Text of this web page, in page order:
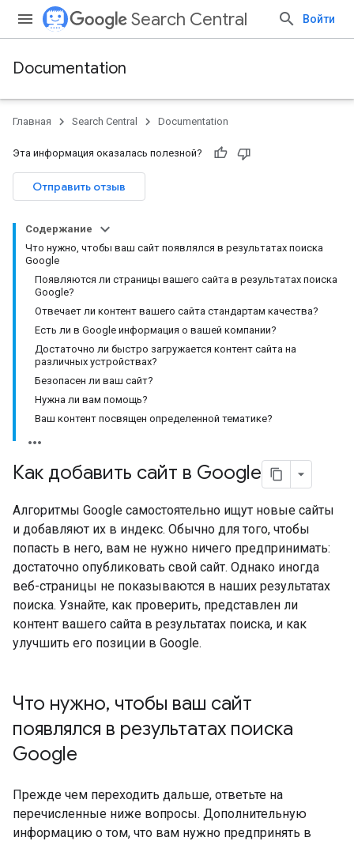
Search Central Войти
Documentation
Главная Search Central Documentation
Эта информация оказалась полезной?
Отправить отзыв
Содержание
Что нужно, чтобы ваш сайт появлялся в результатах поиска
Google
Появляются ли страницы вашего сайта в результатах поиска
Google?
Отвечает ли контент вашего сайта стандартам качества?
Есть ли в Google информация о вашей компании?
Достаточно ли быстро загружается контент сайта на
различных устройствах?
Безопасен ли ваш сайт?
Нужна ли вам помощь?
Ваш контент посвящен определенной тематике?
Как добавить сайт в Google
Алгоритмы Google самостоятельно ищут новые сайты
и добавляют их в индекс. Обычно для того, чтобы
попасть в него, вам не нужно ничего предпринимать:
достаточно опубликовать свой сайт. Однако иногда
веб-страницы не показываются в наших результатах
поиска. Узнайте, как проверить, представлен ли
контент вашего сайта в результатах поиска, и как
улучшить его позиции в Google.
Что нужно, чтобы ваш сайт
появлялся в результатах поиска
Google
Прежде чем переходить дальше, ответьте на
перечисленные ниже вопросы. Дополнительную
информацию о том, что вам нужно предпринять в